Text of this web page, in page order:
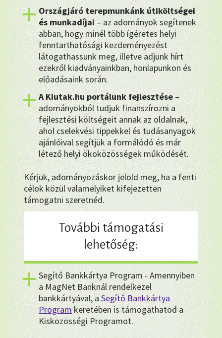
Országjáró terepmunkánk útiköltségei
és munkadíjai– az adományok segítenek
abban, hogy minél több ígéretes helyi
fenntarthatósági kezdeményezést
látogathassunk meg, illetve adjunk hírt
ezekről kiadványainkban, honlapunkon és
előadásaink során.
A Kiutak.hu portálunk fejlesztése–
adományokból tudjuk finanszírozni a
fejlesztési költségeit annak az oldalnak,
ahol cselekvési tippekkel és tudásanyagok
ajánlóival segítjük a formálódó és már
létező helyi ökoközösségek működését.
Kérjük, adományozáskor jelöld meg, ha a fenti
célok közül valamelyiket kifejezetten
támogatni szeretnéd.
További támogatási
lehetőség:
Segítő Bankkártya Program - Amennyiben
a MagNet Banknál rendelkezel
bankkártyával, aSegítő Bankkártya
Programkeretében is támogathatod a
Kisközösségi Programot.